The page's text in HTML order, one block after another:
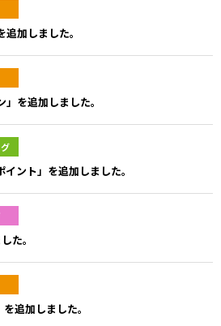
追加しました。
」を追加しました。
ント」を追加しました。
た。
追加しました。